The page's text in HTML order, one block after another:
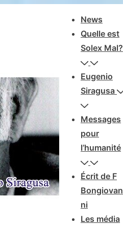
principal
News
Quelle est
Solex Mal?
Eugenio
Siragusa
Messages
pour
l’humanité
Écrit de F
Bongiovan
ni
Les média